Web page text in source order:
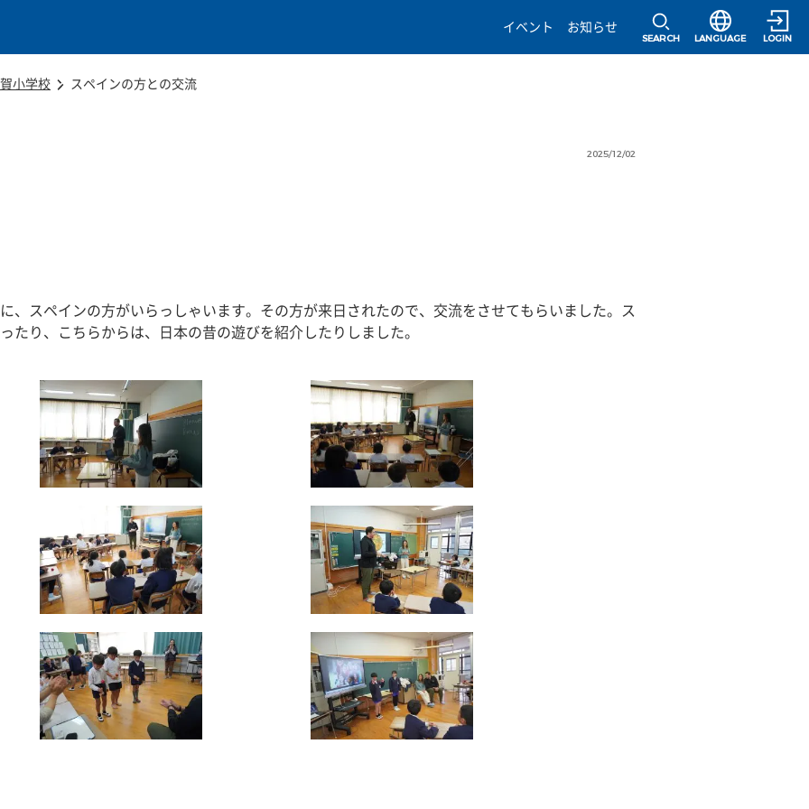
イベント
お知らせ
SEARCH
選択すると言語
LANGUAGE LOGIN
小学校 スペインの方との交流
2025/12/02
、スペインの方がいらっしゃいます。その方が来日されたので、交流をさせてもらいました。ス
たり、こちらからは、日本の昔の遊びを紹介したりしました。